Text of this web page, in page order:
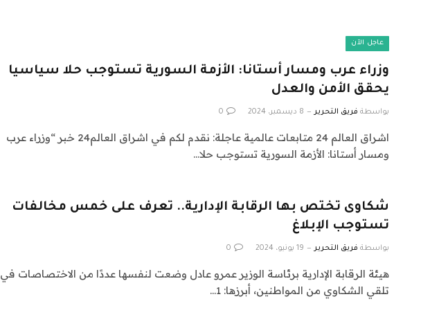
عاجل الآن
وزراء عرب ومسار أستانا: الأزمة السورية تستوجب حلا سياسيا
يحقق الأمن والعدل
بواسطة فريق التحرير 8 ديسمبر، 2024 0
اشراق العالم 24 متابعات عالمية عاجلة: نقدم لكم في اشراق العالم24 خبر “وزراء عرب
ومسار أستانا: الأزمة السورية تستوجب حلا…
شكاوى تختص بها الرقابة الإدارية.. تعرف على خمس مخالفات
تستوجب الإبلاغ
بواسطة فريق التحرير 19 يونيو، 2024 0
هيئة الرقابة الإدارية برئاسة الوزير عمرو عادل وضعت لنفسها عددًا من الاختصاصات في
تلقي الشكاوي من المواطنين، أبرزها: 1…